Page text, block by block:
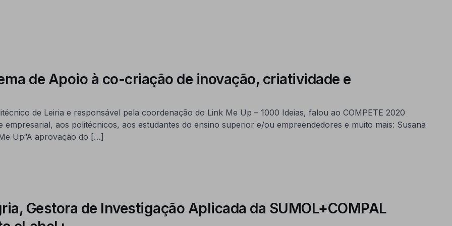
de Apoio à co-criação de inovação, criatividade e
de Leiria e responsável pela coordenação do Link Me Up – 1000 Ideias, falou ao COMPETE 2020
aos politécnicos, aos estudantes do ensino superior e/ou empreendedores e muito mais: Susana
Up“A aprovação do […]
Gestora de Investigação Aplicada da SUMOL+COMPAL